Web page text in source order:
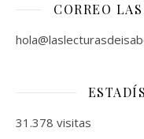
CORREO
31.378 visitas